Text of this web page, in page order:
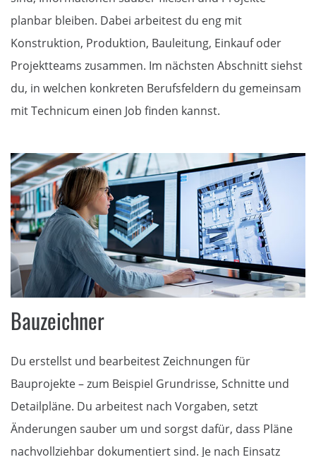
planbar bleiben. Dabei arbeitest du eng mit
Konstruktion, Produktion, Bauleitung, Einkauf oder
Projektteams zusammen. Im nächsten Abschnitt siehst
du, in welchen konkreten Berufsfeldern du gemeinsam
mit Technicum einen Job finden kannst.
Bauzeichner
Du erstellst und bearbeitest Zeichnungen für
Bauprojekte – zum Beispiel Grundrisse, Schnitte und
Detailpläne. Du arbeitest nach Vorgaben, setzt
Änderungen sauber um und sorgst dafür, dass Pläne
nachvollziehbar dokumentiert sind. Je nach Einsatz